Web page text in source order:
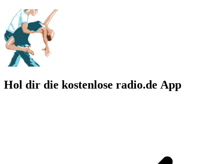
Hol dir die kostenlose radio.de App